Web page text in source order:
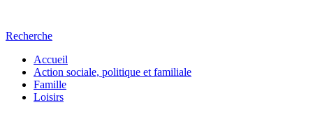
Recherche
Accueil
Action sociale, politique et familiale
Famille
Loisirs